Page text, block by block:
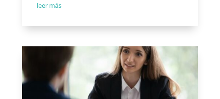
leer más